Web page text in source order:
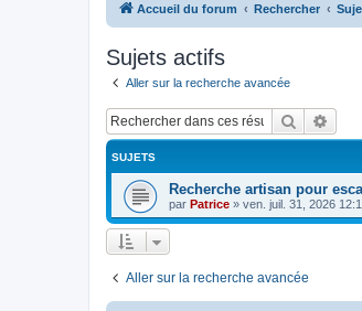
Accueil du forum Rechercher
Sujets actifs
Aller sur la recherche avancée
Rechercher
SUJETS
Recherche artisan pour
par Patrice » ven. juil. 31, 2026
Aller sur la recherche avancée